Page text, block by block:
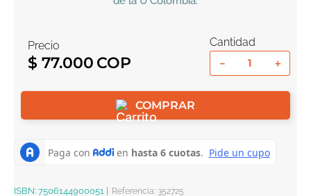
Precio
$ 77.000
Cantidad
＋
－
COMPRAR
ISBN: 7506144900051 Referencia: 352725